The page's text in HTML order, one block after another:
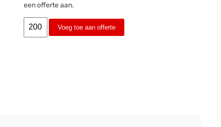
een offerte aan.
Voeg toe aan offerte